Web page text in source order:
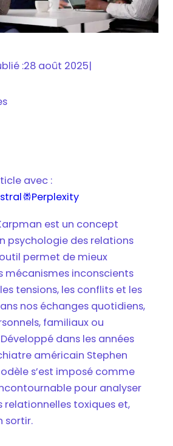
:28 août 2025|
masquer le sommaire
qui alimente le conflit
de ces postures
sur les relations et la santé
du Triangle de Karpman
plus authentiques et
Triangle de Karpman
avec :
Perplexity
est un concept
psychologie des relations
permet de mieux
mécanismes inconscients
tensions, les conflits et les
nos échanges quotidiens,
familiaux ou
dans les années
américain Stephen
s’est imposé comme
pour analyser
relationnelles toxiques et,
sortir.